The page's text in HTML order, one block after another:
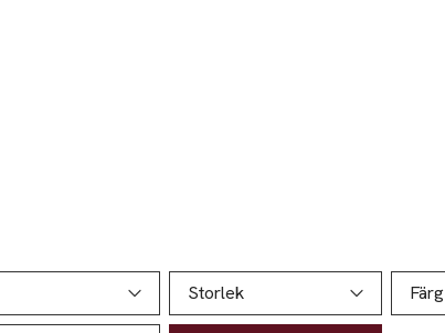
produktsidan
Storlek Färg
produkter